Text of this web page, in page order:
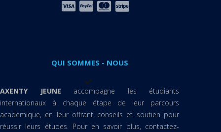
QUI SOMMES - NOUS
AXENTY JEUNE accompagne les étudiants
internationaux à chaque étape de leur parcours
académique, en leur offrant conseils et soutien pour
réussir leurs études. Pour en savoir plus, contactez-